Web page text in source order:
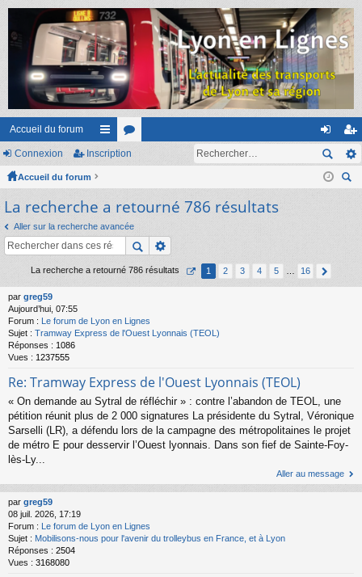
Accueil du forum
ac
ur
ci
s
or
m
s
on
ne
ns
cri
Connexion Inscription
Accueil du forum
La recherche a retourné 786 résultats
Aller sur la recherche avancée
La recherche a retourné 786 résultats 1 2 3 4 5 16
par greg59
Aujourd’hui, 07:55
Forum :
Le forum de Lyon en Lignes
Sujet : Tramway Express de l'Ouest Lyonnais (TEOL)
Réponses : 1086
Vues : 1237555
Re: Tramway Express de l'Ouest Lyonnais (TEOL)
« On demande au Sytral de réfléchir » : contre l’abandon de TEOL, une
pétition réunit plus de 2 000 signatures La présidente du Sytral, Véronique
Sarselli (LR), a défendu lors de la campagne des métropolitaines le projet
de métro E pour desservir l’Ouest lyonnais. Dans son fief de Sainte-Foy-
lès-Ly...
Aller au message
par greg59
08 juil. 2026, 17:19
Forum : Le forum de Lyon en Lignes
Sujet : Mobilisons-nous pour l'avenir du trolleybus en France, et à Lyon
Réponses : 2504
Vues : 3168080